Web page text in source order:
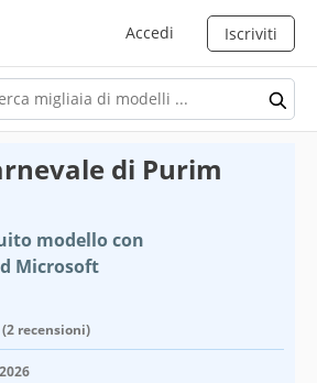
Accedi Iscriviti
di Purim
modello con
Microsoft
(2 recensioni)